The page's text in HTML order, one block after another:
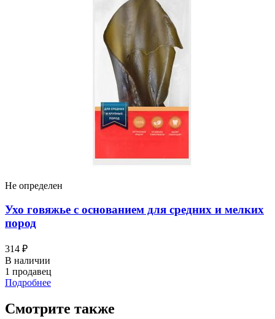
Не определен
Ухо говяжье с основанием для средних и мелких
пород
314 ₽
В наличии
1 продавец
Подробнее
Смотрите также